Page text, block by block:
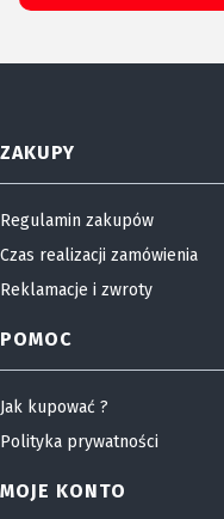
Linki w stopce
ZAKUPY
Regulamin zakupów
Czas realizacji zamówienia
Reklamacje i zwroty
POMOC
Jak kupować ?
Polityka prywatności
MOJE KONTO